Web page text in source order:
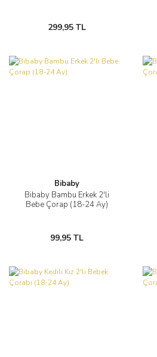
299,95 TL
Bibaby
Bibaby Bambu Erkek 2'li
Bebe Çorap (18-24 Ay)
99,95 TL